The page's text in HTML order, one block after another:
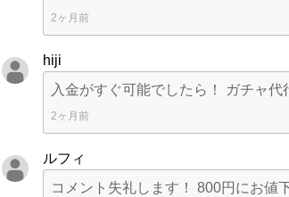
2ヶ月前
hiji
入金がすぐ可能でしたら！ ガチャ代
2ヶ月前
ルフィ
コメント失礼します！ 800円にお値